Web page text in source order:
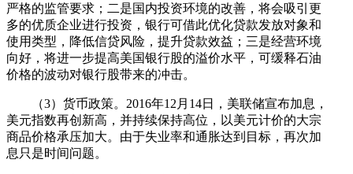
严格的监管要求；二是国内投资环境的改善，将会吸引更
多的优质企业进行投资，银行可借此优化贷款发放对象和
使用类型，降低信贷风险，提升贷款效益；三是经营环境
向好，将进一步提高美国银行股的溢价水平，可缓释石油
价格的波动对银行股带来的冲击。
（3）货币政策。2016年12月14日，美联储宣布加息，
美元指数再创新高，并持续保持高位，以美元计价的大宗
商品价格承压加大。由于失业率和通胀达到目标，再次加
息只是时间问题。